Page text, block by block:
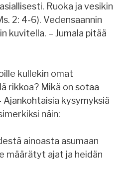
Ruoka ja vesikin
2: 4-6). Vedensaannin
kuvitella. – Jumala pitää
kullekin omat
rikkoa? Mikä on sotaa
Ajankohtaisia kysymyksiä
näin:
ainoasta asumaan
määrätyt ajat ja heidän